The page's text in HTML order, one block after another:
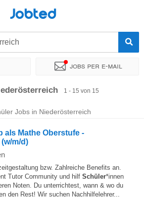
Jobted
Jobs per e-mail
Zeitintensität1 - 15 von 15
Jobs in Niederösterreich
als Mathe Oberstufe -
m/d)
bzw. Zahlreiche Benefits an.
Tutor Community und hilf Schüler*innen
Noten. Du unterrichtest, wann & wo du
den Rest! Wir suchen Nachhilfelehrer...